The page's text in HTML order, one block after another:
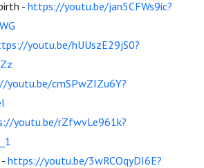
- https://youtu.be/jan5CFWs9ic?
youtu.be/hUUszE29jS0?
youtu.be/cmSPwZIZu6Y?
youtu.be/rZfwvLe961k?
https://youtu.be/3wRCOqyDI6E?